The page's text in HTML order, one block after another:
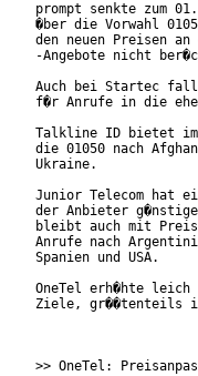
prompt senkte zum
�ber die Vorwahl
den neuen Preisen
-Angebote nicht
Auch bei Startec
f�r Anrufe in die
Talkline ID bietet im
die 01050 nach
Ukraine.
Junior Telecom hat
der Anbieter
bleibt auch mit
Anrufe nach
Spanien und USA.
OneTel erh�hte
Ziele, gr��tenteils
>> OneTel: